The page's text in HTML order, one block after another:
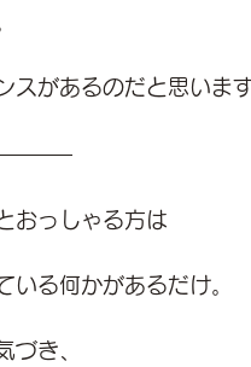
があるのだと思います
おっしゃる方は
いる何かがあるだけ。
づき、